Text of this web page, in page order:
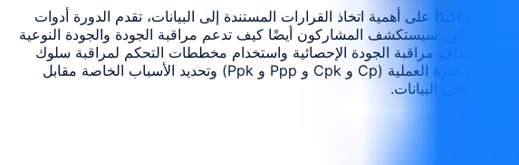
وتأكيدًا على أهمية اتخاذ القرارات المستندة إلى البيانات، تقدم الدورة أدوات
التباين. سيستكشف المشاركون أيضًا كيف تدعم مراقبة الجودة والجودة النوعية
وأهداف مراقبة الجودة الإحصائية واستخدام مخططات التحكم لمراقبة سلوك
العملية واكتشاف التباين وتحليل البيانات باستخدام الرسوم البيانية والمخططات البيانية المبعثرة ومخططات باريتو وإجراء تحليل قدرة العملية (Cp و Cpk و Ppp و Ppk) وتحديد الأسباب الخاصة مقابل
على البيانات.